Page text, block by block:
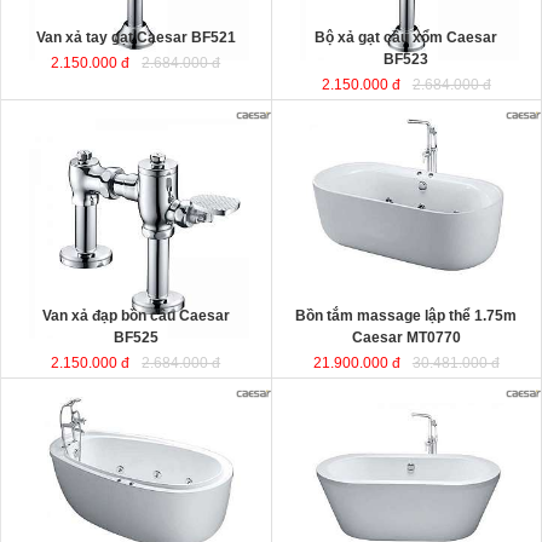
Van xả tay gạt Caesar BF521
2.150.000 đ
2.684.000 đ
Bộ xả gạt cầu xổm Caesar
BF523
2.150.000 đ
2.684.000 đ
Van xả đạp bồn cầu Caesar
BF525
2.150.000 đ
2.684.000 đ
Bồn tắm massage lập thể 1.75m
được sản xuất từ
sợi nhựa tổng hợp Acrylic có độ bền
cao, không bị ngả màu, chịu được
mọi nguồn nước, khó bể vỡ. Bề mặt
láng mịn dễ dàng vệ sinh.
Kích thước: 175x80x60 cm.
Bồn tắm massage lập thể 1.75m
Caesar MT0770
21.900.000 đ
30.481.000 đ
Bồn tắm nằm massage 1.8m kèm
vòi sen Caesar MT6480
xuất từ sợi nhựa tổng hợp Acrylic
có độ bền cao, không bị ngả màu,
chịu được mọi nguồn nước, khó bể
vỡ. Bề mặt b
láng mịn dễ dàng vệ
Bồn tắm nằm lập thể đặt sàn 1.7m
được sản xuất từ
sợi nhựa tổng hợp Acrylic có độ bền
cao, không bị ngả màu, chịu được
mọi nguồn nước, khó bể vỡ. Bề mặt
láng mịn dễ dàng vệ sinh.
Kích thước : 170x87x60 cm